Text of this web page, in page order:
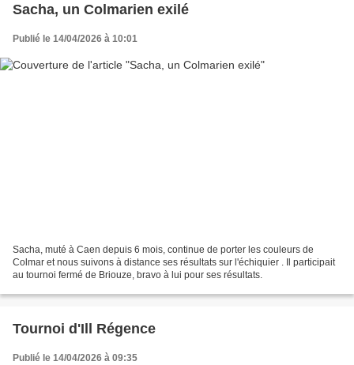
Sacha, un Colmarien exilé
Publié le 14/04/2026 à 10:01
Sacha, muté à Caen depuis 6 mois, continue de porter les couleurs de
Colmar et nous suivons à distance ses résultats sur l'échiquier . Il participait
au tournoi fermé de Briouze, bravo à lui pour ses résultats.
Tournoi d'Ill Régence
Publié le 14/04/2026 à 09:35